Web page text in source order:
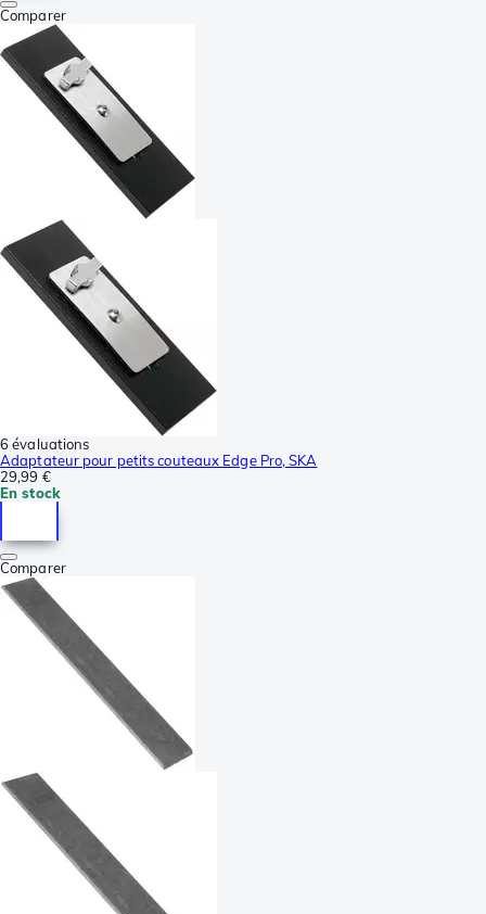
Comparer
6 évaluations
Adaptateur pour petits couteaux Edge Pro, SKA
29,99 €
En stock
Comparer